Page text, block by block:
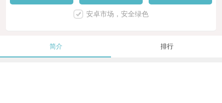
安卓市场，安全绿色
简介 排行